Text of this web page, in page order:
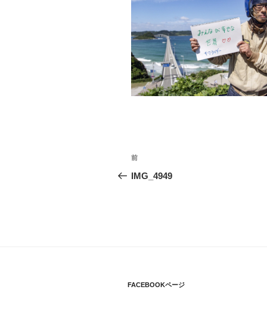
投
稿
シ
過
去
前
IMG_4949
FACEBOOKページ